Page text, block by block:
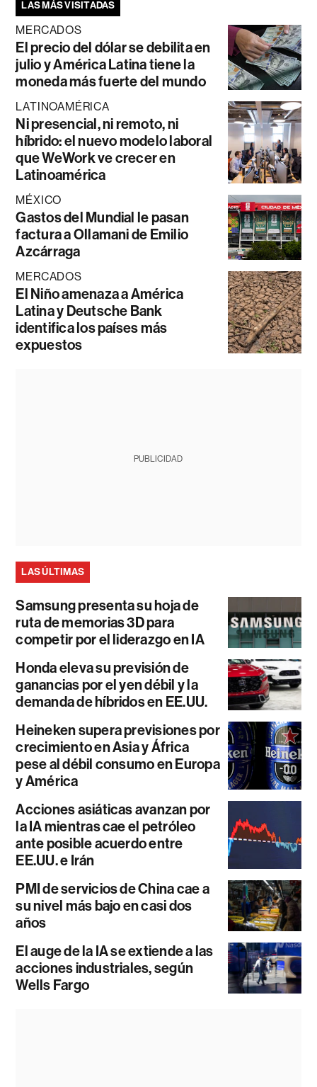
LAS MÁS VISITADAS
MERCADOS
El precio del dólar se debilita en
julio y América Latina tiene la
moneda más fuerte del mundo
LATINOAMÉRICA
Ni presencial, ni remoto, ni
híbrido: el nuevo modelo laboral
que WeWork ve crecer en
Latinoamérica
MÉXICO
Gastos del Mundial le pasan
factura a Ollamani de Emilio
Azcárraga
MERCADOS
El Niño amenaza a América
Latina y Deutsche Bank
identifica los países más
expuestos
PUBLICIDAD
LAS ÚLTIMAS
Samsung presenta su hoja de
ruta de memorias 3D para
competir por el liderazgo en IA
Honda eleva su previsión de
ganancias por el yen débil y la
demanda de híbridos en EE.UU.
Heineken supera previsiones por
crecimiento en Asia y África
pese al débil consumo en Europa
y América
Acciones asiáticas avanzan por
la IA mientras cae el petróleo
ante posible acuerdo entre
EE.UU. e Irán
PMI de servicios de China cae a
su nivel más bajo en casi dos
años
El auge de la IA se extiende a las
acciones industriales, según
Wells Fargo